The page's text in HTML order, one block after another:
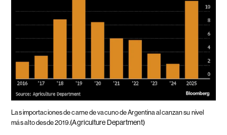
Las importaciones de carne de vacuno de Argentina alcanzan su nivel
más alto desde 2019.(Agriculture Department)